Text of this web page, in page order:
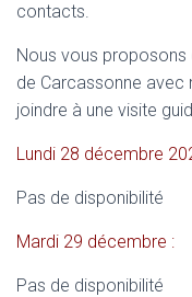
contacts.
Nous vous proposons
de Carcassonne avec
joindre à une visite
Lundi 28 décembre
Pas de disponibilité
Mardi 29 décembre :
Pas de disponibilité